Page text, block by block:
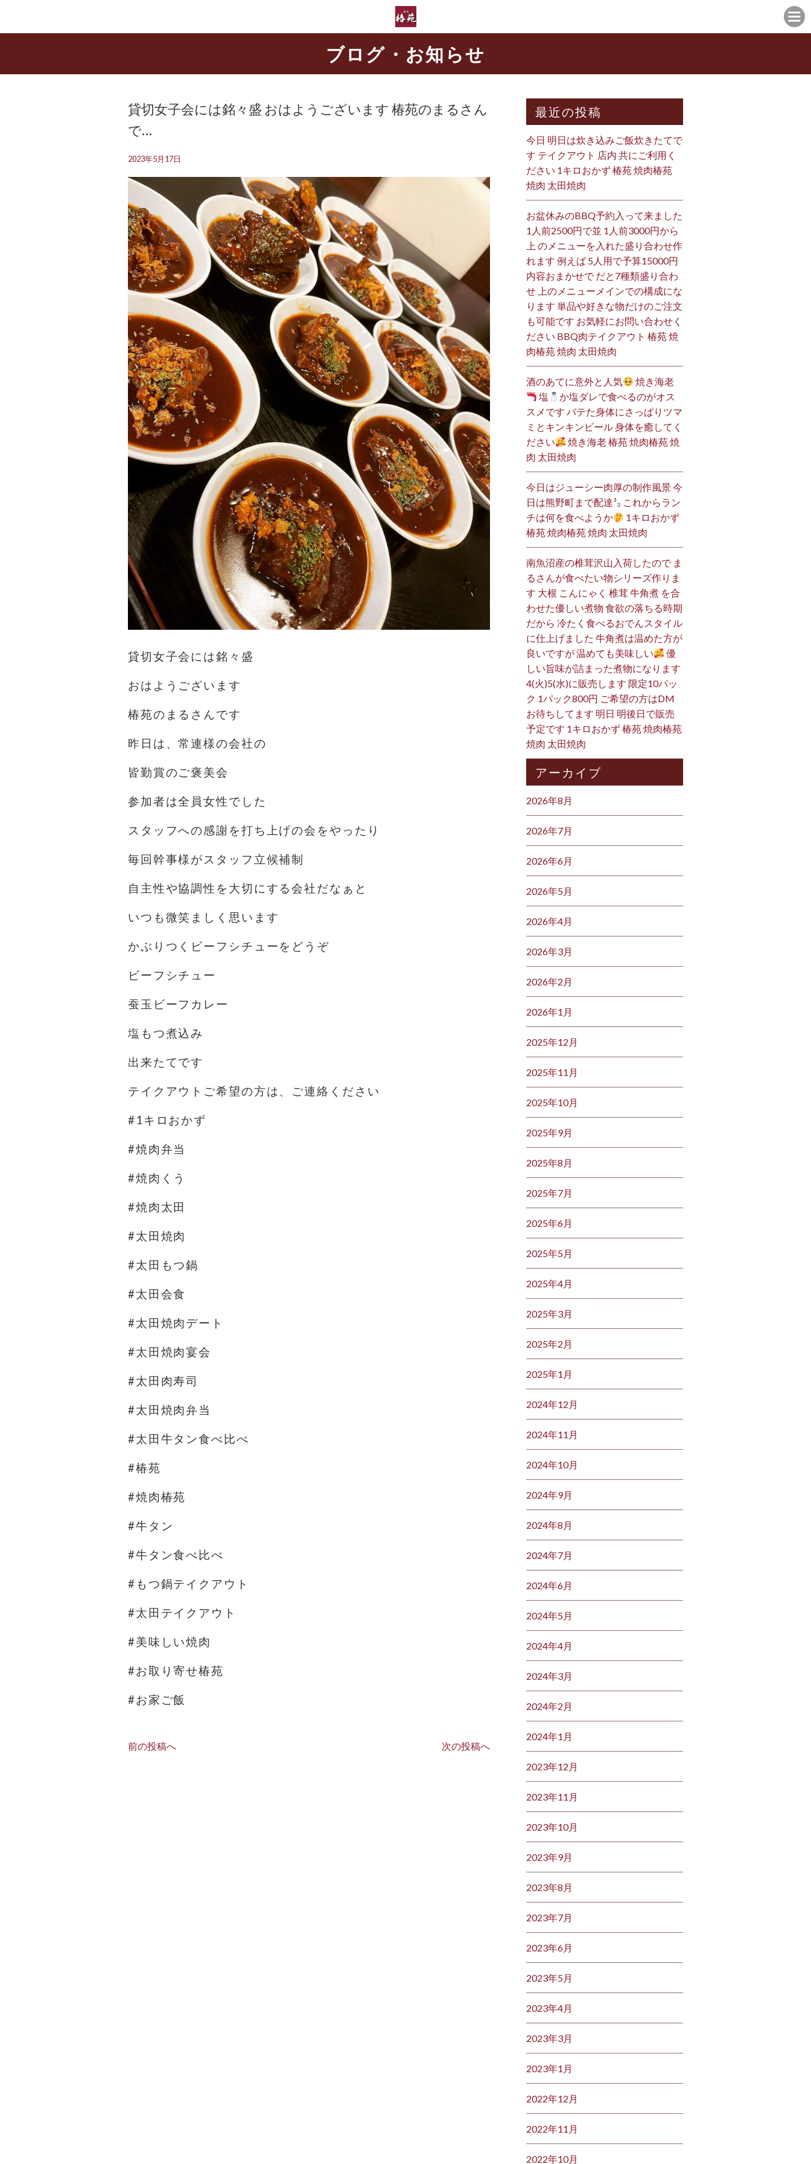
ブログ・お知らせ
貸切女子会には銘々盛 おはようございます️ 椿苑のまるさん
で…
2023年5月17日
貸切女子会には銘々盛
おはようございます️
椿苑のまるさんです
昨日は、常連様の会社の
皆勤賞のご褒美会
参加者は全員女性でした
スタッフへの感謝を打ち上げの会をやったり
毎回幹事様がスタッフ立候補制
自主性や協調性を大切にする会社だなぁと
いつも微笑ましく思います
かぶりつくビーフシチューをどうぞ
ビーフシチュー
蚕玉ビーフカレー
塩もつ煮込み
出来たてです
テイクアウトご希望の方は、ご連絡ください
#1キロおかず
#焼肉弁当
#焼肉くう
#焼肉太田
#太田焼肉
#太田もつ鍋
#太田会食
#太田焼肉デート
#太田焼肉宴会
#太田肉寿司
#太田焼肉弁当
#太田牛タン食べ比べ
#椿苑
#焼肉椿苑
#牛タン
#牛タン食べ比べ
#もつ鍋テイクアウト
#太田テイクアウト
#美味しい焼肉
#お取り寄せ椿苑
#お家ご飯
前の投稿へ 次の投稿へ
最近の投稿
今日 明日は炊き込みご飯炊きたてで
す テイクアウト 店内 共にご利用く
ださい 1キロおかず 椿苑 焼肉椿苑
焼肉 太田焼肉
お盆休みのBBQ予約入って来ました
1人前2500円で並 1人前3000円から
上 のメニューを入れた盛り合わせ作
れます 例えば 5人用で予算15000円
内容おまかせで だと7種類盛り合わ
せ 上のメニューメインでの構成にな
ります 単品や好きな物だけのご注文
も可能です お気軽にお問い合わせく
ださい BBQ肉テイクアウト 椿苑 焼
肉椿苑 焼肉 太田焼肉
酒のあてに意外と人気
焼き海老
塩
か塩ダレで食べるのがオス
スメです バテた身体にさっぱりツマ
ミとキンキンビール 身体を癒してく
ださい
焼き海老 椿苑 焼肉椿苑 焼
肉 太田焼肉
今日はジューシー肉厚の制作風景 今
日は熊野町まで配達³₃ これからラン
チは何を食べようか
1キロおかず
椿苑 焼肉椿苑 焼肉 太田焼肉
南魚沼産の椎茸沢山入荷したので ま
るさんが食べたい物シリーズ作りま
す 大根 こんにゃく 椎茸 牛角煮 を合
わせた優しい煮物 食欲の落ちる時期
だから 冷たく食べるおでんスタイル
に仕上げました 牛角煮は温めた方が
良いですが 温めても美味しい
優
しい旨味が詰まった煮物になります
4(火)5(水)に販売します 限定10パッ
ク 1パック800円 ご希望の方はDM
お待ちしてます 明日 明後日で販売
予定です 1キロおかず 椿苑 焼肉椿苑
焼肉 太田焼肉
アーカイブ
2026年8月
2026年7月
2026年6月
2026年5月
2026年4月
2026年3月
2026年2月
2026年1月
2025年12月
2025年11月
2025年10月
2025年9月
2025年8月
2025年7月
2025年6月
2025年5月
2025年4月
2025年3月
2025年2月
2025年1月
2024年12月
2024年11月
2024年10月
2024年9月
2024年8月
2024年7月
2024年6月
2024年5月
2024年4月
2024年3月
2024年2月
2024年1月
2023年12月
2023年11月
2023年10月
2023年9月
2023年8月
2023年7月
2023年6月
2023年5月
2023年4月
2023年3月
2023年1月
2022年12月
2022年11月
2022年10月